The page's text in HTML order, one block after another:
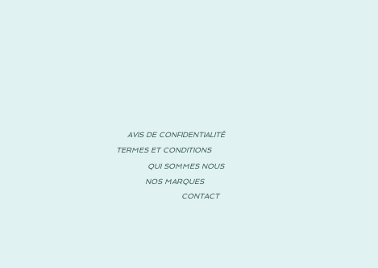
AVIS DE CONFIDENTIALITÉ
TERMES ET CONDITIONS
QUI SOMMES NOUS
NOS MARQUES
CONTACT